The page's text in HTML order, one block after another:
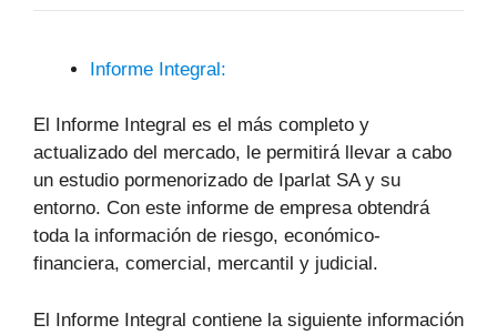
Informe Integral:
El Informe Integral es el más completo y
actualizado del mercado, le permitirá llevar a cabo
un estudio pormenorizado de Iparlat SA y su
entorno. Con este informe de empresa obtendrá
toda la información de riesgo, económico-
financiera, comercial, mercantil y judicial.
El Informe Integral contiene la siguiente información